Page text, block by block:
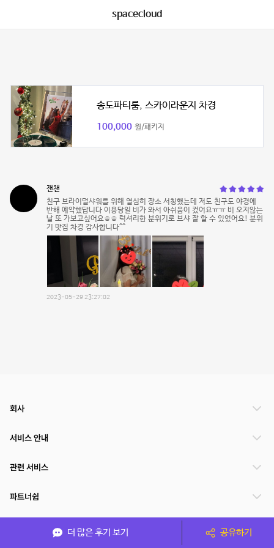
spacecloud
송도파티룸, 스카이라운지 차경
100,000 원/패키지
잰챈
친구 브라이덜샤워를 위해 열심히 장소 서칭했는데 저도 친구도 야경에
반해 예약했답니다 이용당일 비가 와서 아쉬움이 컸어요ㅠㅠ 비 오지않는
날 또 가보고싶어요ㅎㅎ 럭셔리한 분위기로 브샤 잘 할 수 있었어요! 분위
기 맛집 차경 감사합니다^^
2023-05-29 23:27:02
더 많은 후기 보기 공유하기
회사
서비스 안내
관련 서비스
파트너쉽
서비스 제공 국가